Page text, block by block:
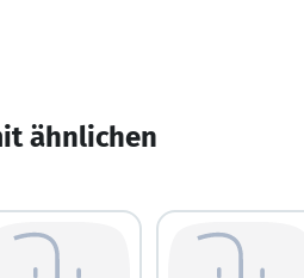
ähnlichen